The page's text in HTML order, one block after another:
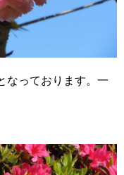
なっております。一